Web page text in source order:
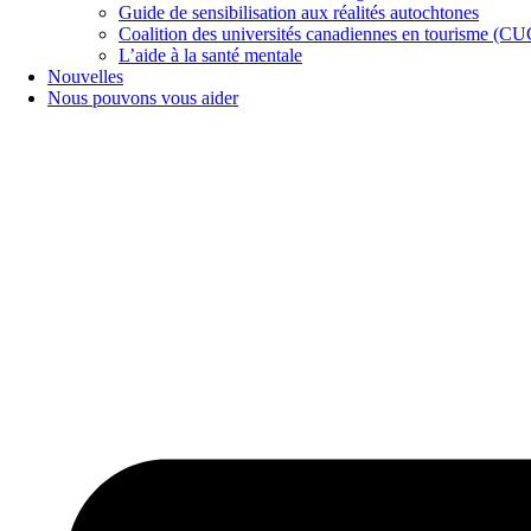
Guide de sensibilisation aux réalités autochtones
Coalition des universités canadiennes en tourisme
L’aide à la santé mentale
Nouvelles
Nous pouvons vous aider